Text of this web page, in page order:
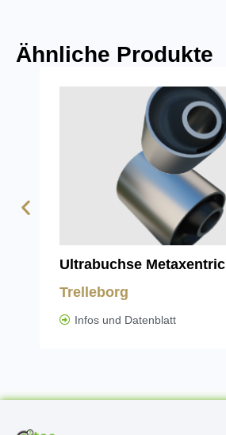
Ähnliche Produkte
Ultrabuchse Metaxentric
Trelleborg
Infos und Datenblatt